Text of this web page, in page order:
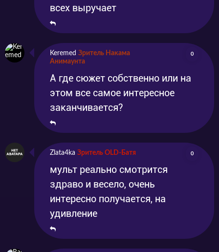
всех выручает
Keremed Зритель Накама
Анимаунта
0
А где сюжет собственно или на
этом все самое интересное
заканчивается?
Zlata4ka Зритель OLD-Батя 0
мульт реально смотрится
здраво и весело, очень
интересно получается, на
удивление